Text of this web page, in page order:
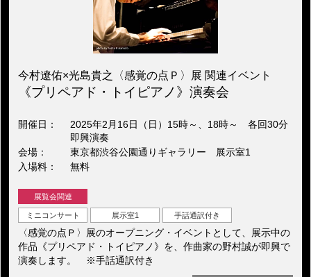
今村遼佑×光島貴之〈感覚の点Ｐ〉展 関連イベント
《プリペアド・トイピアノ》演奏会
開催日
2025年2月16日（日）15時～、18時～ 各回30分
即興演奏
会場
東京都渋谷公園通りギャラリー 展示室1
入場料
無料
展覧会関連
ミニコンサート 展示室1 手話通訳付き
〈感覚の点Ｐ〉展のオープニング・イベントとして、展示中の
作品《プリペアド・トイピアノ》を、作曲家の野村誠が即興で
演奏します。 ※手話通訳付き